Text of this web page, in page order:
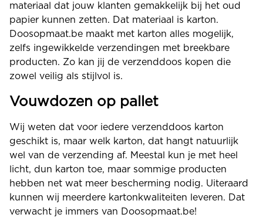
materiaal dat jouw klanten gemakkelijk bij het oud
papier kunnen zetten. Dat materiaal is karton.
Doosopmaat.be maakt met karton alles mogelijk,
zelfs ingewikkelde verzendingen met breekbare
producten. Zo kan jij de verzenddoos kopen die
zowel veilig als stijlvol is.
Vouwdozen op pallet
Wij weten dat voor iedere verzenddoos karton
geschikt is, maar welk karton, dat hangt natuurlijk
wel van de verzending af. Meestal kun je met heel
licht, dun karton toe, maar sommige producten
hebben net wat meer bescherming nodig. Uiteraard
kunnen wij meerdere kartonkwaliteiten leveren. Dat
verwacht je immers van Doosopmaat.be!